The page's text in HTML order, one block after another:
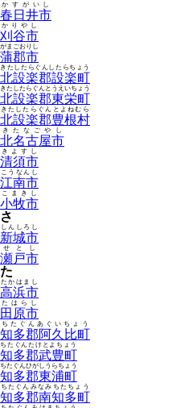
春日井市
かすがいし
刈谷市
かりやし
蒲郡市
がまごおりし
北設楽郡設楽町
きたしたらぐんしたらちょう
北設楽郡東栄町
きたしたらぐんとうえいちょう
北設楽郡豊根村
きたしたらぐんとよねむら
北名古屋市
きたなごやし
清須市
きよすし
江南市
こうなんし
小牧市
こまきし
さ
新城市
しんしろし
瀬戸市
せとし
た
高浜市
たかはまし
田原市
たはらし
知多郡阿久比町
ちたぐんあぐいちょう
知多郡武豊町
ちたぐんたけとよちょう
知多郡東浦町
ちたぐんひがしうらちょう
知多郡南知多町
ちたぐんみなみちたちょう